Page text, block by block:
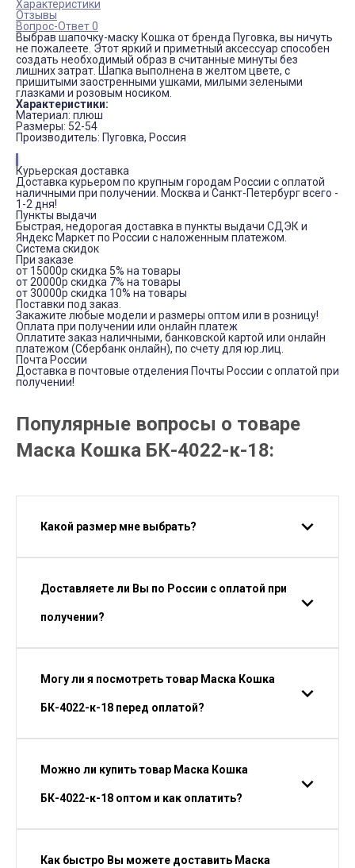
Характеристики
Отзывы
Вопрос-Ответ 0
Выбрав шапочку-маску Кошка от бренда Пуговка, вы ничуть
не пожалеете. Этот яркий и приметный аксессуар способен
создать необходимый образ в считанные минуты без
лишних затрат. Шапка выполнена в желтом цвете, с
пришитыми заостренными ушками, милыми зелеными
глазками и розовым носиком.
Характеристики:
Материал: плюш
Размеры: 52-54
Производитель: Пуговка, Россия
Курьерская доставка
Доставка курьером по крупным городам России с оплатой
наличными при получении. Москва и Санкт-Петербург всего -
1-2 дня!
Пункты выдачи
Быстрая, недорогая доставка в пункты выдачи СДЭК и
Яндекс Маркет по России с наложенным платежом.
Система скидок
При заказе
от 15000р скидка 5% на товары
от 20000р скидка 7% на товары
от 30000р скидка 10% на товары
Поставки под заказ.
Закажите любые модели и размеры оптом или в розницу!
Оплата при получении или онлайн платеж
Оплатите заказ наличными, банковской картой или онлайн
платежом (Сбербанк онлайн), по счету для юр.лиц.
Почта России
Доставка в почтовые отделения Почты России с оплатой при
получении!
Популярные вопросы о товаре
Маска Кошка БК-4022-к-18:
Какой размер мне выбрать?
Доставляете ли Вы по России с оплатой при
получении?
Могу ли я посмотреть товар Маска Кошка
БК-4022-к-18 перед оплатой?
Можно ли купить товар Маска Кошка
БК-4022-к-18 оптом и как оплатить?
Как быстро Вы можете доставить Маска